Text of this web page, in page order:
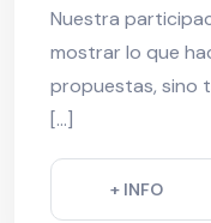
Nuestra
mostrar lo que
propuestas, sino
[…]
+ INFO